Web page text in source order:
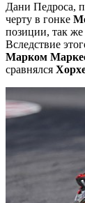
Дани Педроса,
черту в гонке
позиции, так
Вследствие
Марком
сравнялся